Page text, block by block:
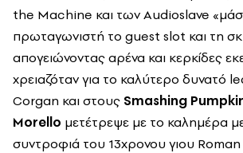
the Machine και τωνAudioslave
πρωταγωνιστή το guest slot και τη
απογειώνοντας αρένα και κερκίδες
χρειαζόταν για το καλύτερο δυνατό
Corgan και στους Smashing
Morello μετέτρεψε με το καλημέρα
συντροφιά του 13χρονου γιου Roman